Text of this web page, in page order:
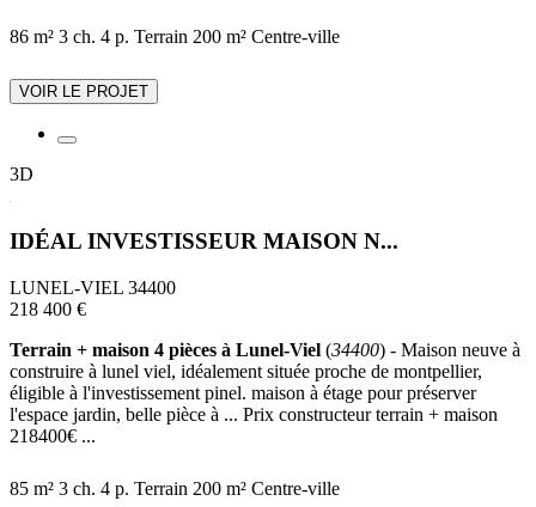
86 m² 3 ch. 4 p. Terrain 200 m² Centre-ville
VOIR LE PROJET
3D
IDÉAL INVESTISSEUR MAISON N...
LUNEL-VIEL 34400
218 400 €
Terrain + maison 4 pièces à Lunel-Viel (34400) - Maison neuve à
construire à lunel viel, idéalement située proche de montpellier,
éligible à l'investissement pinel. maison à étage pour préserver
l'espace jardin, belle pièce à ... Prix constructeur terrain + maison
218400€ ...
85 m² 3 ch. 4 p. Terrain 200 m² Centre-ville